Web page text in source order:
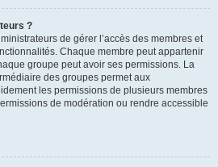
?
de gérer l’accès des membres et
Chaque membre peut appartenir
groupe peut avoir ses permissions. La
des groupes permet aux
les permissions de plusieurs membres
de modération ou rendre accessible